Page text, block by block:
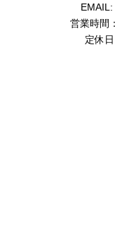
EMAIL:
営業時間
定休